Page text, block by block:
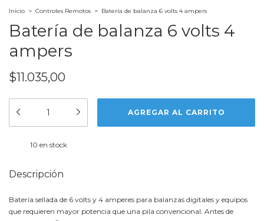
Inicio > Controles Remotos > Batería de balanza 6 volts 4 ampers
Batería de balanza 6 volts 4
ampers
$11.035,00
10 en stock
Descripción
Batería sellada de 6 volts y 4 amperes para balanzas digitales y equipos
que requieren mayor potencia que una pila convencional. Antes de